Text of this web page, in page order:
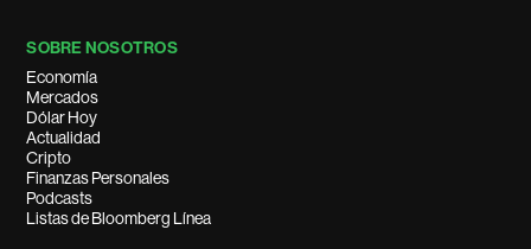
SOBRE NOSOTROS
Economía
Mercados
Dólar Hoy
Actualidad
Cripto
Finanzas Personales
Podcasts
Listas de Bloomberg Línea